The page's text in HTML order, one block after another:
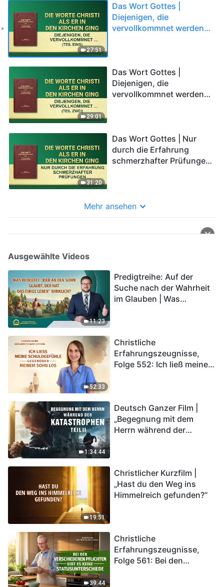
27:51
Das Wort Gottes |
Diejenigen, die
vervollkommnet werden
29:01
Das Wort Gottes |
Diejenigen, die
vervollkommnet werden
31:20
Das Wort Gottes | Nur
durch die Erfahrung
schmerzhafter Prüfungen
Mehr ansehen
Ausgewählte Videos
11:23
Predigtreihe: Auf der
Suche nach der Wahrheit
im Glauben | Was
52:33
Christliche
Erfahrungszeugnisse,
Folge 552: Ich ließ meine
1:34:44
Deutsch Ganzer Film |
„Begegnung mit dem
Herrn während der
in das Königreich Gottes
eintreten?
19:51
Christlicher Kurzfilm |
„Hast du den Weg ins
Himmelreich gefunden?“
39:44
Christliche
Erfahrungszeugnisse,
Folge 561: Bei den